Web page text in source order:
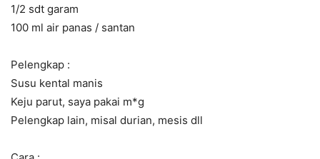
1/2 sdt garam
100 ml air panas / santan
Pelengkap :
Susu kental manis
Keju parut, saya pakai m*g
Pelengkap lain, misal durian, mesis dll